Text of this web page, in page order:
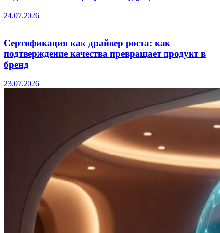
24.07.2026
Сертификация как драйвер роста: как
подтверждение качества превращает продукт в
бренд
23.07.2026